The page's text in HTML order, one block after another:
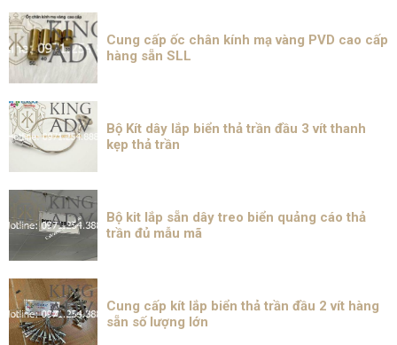
Cung cấp ốc chân kính mạ vàng PVD cao cấp
hàng sẵn SLL
Bộ Kít dây lắp biển thả trần đầu 3 vít thanh
kẹp thả trần
Bộ kit lắp sẵn dây treo biển quảng cáo thả
trần đủ mẫu mã
Cung cấp kít lắp biển thả trần đầu 2 vít hàng
sẵn số lượng lớn